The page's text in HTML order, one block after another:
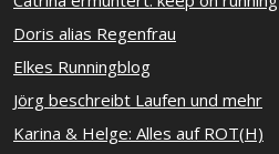
Doris alias Regenfrau
Elkes Runningblog
Jörg beschreibt Laufen und mehr
Karina & Helge: Alles auf ROT(H)